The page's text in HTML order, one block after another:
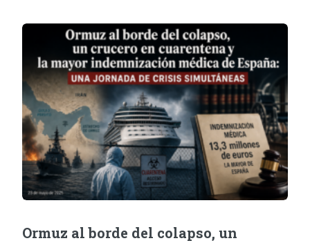
Ormuz al borde del colapso, un